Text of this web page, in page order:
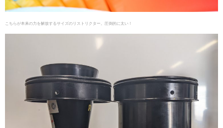
こちらが本来の力を解放するサイズのリストリクター。圧倒的に太い！